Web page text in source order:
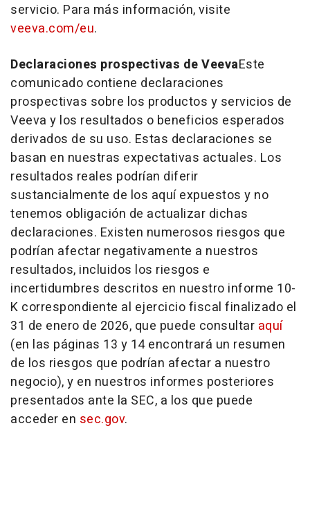
servicio. Para más información, visite
veeva.com/eu.
Declaraciones prospectivas de VeevaEste
comunicado contiene declaraciones
prospectivas sobre los productos y servicios de
Veeva y los resultados o beneficios esperados
derivados de su uso. Estas declaraciones se
basan en nuestras expectativas actuales. Los
resultados reales podrían diferir
sustancialmente de los aquí expuestos y no
tenemos obligación de actualizar dichas
declaraciones. Existen numerosos riesgos que
podrían afectar negativamente a nuestros
resultados, incluidos los riesgos e
incertidumbres descritos en nuestro informe 10-
K correspondiente al ejercicio fiscal finalizado el
31 de enero de 2026, que puede consultar aquí
(en las páginas 13 y 14 encontrará un resumen
de los riesgos que podrían afectar a nuestro
negocio), y en nuestros informes posteriores
presentados ante la SEC, a los que puede
acceder en sec.gov.